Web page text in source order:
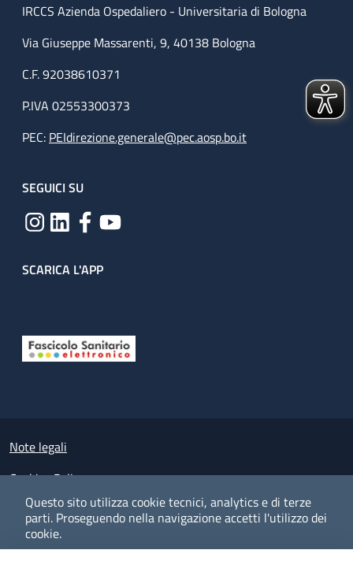
Questo sito utilizza cookie tecnici, analytics e di terze
parti. Proseguendo nella navigazione accetti l'utilizzo dei
cookie.
IRCCS Azienda Ospedaliero - Universitaria di Bologna
Via Giuseppe Massarenti, 9, 40138 Bologna
C.F. 92038610371
P.IVA 02553300373
PEC: PEIdirezione.generale@pec.aosp.bo.it
SEGUICI SU
SCARICA L'APP
Small prints
Note legali
Cookies Policy
Policy privacy e protezione del dato personale
Albo pretorio on-line